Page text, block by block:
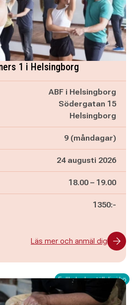
1 i Helsingborg
ABF i Helsingborg
Södergatan 15
Helsingborg
9 (måndagar)
24 augusti 2026
Pågår mellan
18.00 – och
19.00
1350:-
Läs mer och anmäl dig
Fullbokad – ställ dig i kö